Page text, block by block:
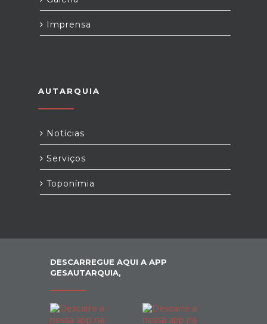
Imprensa
AUTARQUIA
Notícias
Serviços
Toponímia
DESCARREGUE AQUI A APP
GESAUTARQUIA,